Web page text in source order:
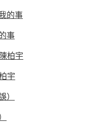
事
宇